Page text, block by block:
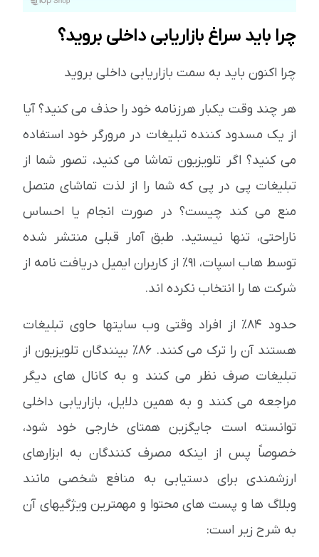
چرا باید سراغ بازاریابی داخلی بروید؟
چرا اکنون باید به سمت بازاریابی داخلی بروید
هر چند وقت یکبار هرزنامه خود را حذف می کنید؟ آیا
از یک مسدود کننده تبلیغات در مرورگر خود استفاده
می کنید؟ اگر تلویزیون تماشا می کنید، تصور شما از
تبلیغات پی در پی که شما را از لذت تماشای متصل
منع می کند چیست؟ در صورت انجام یا احساس
ناراحتی، تنها نیستید. طبق آمار قبلی منتشر شده
توسط هاب اسپات، 91٪ از کاربران ایمیل دریافت نامه از
شرکت ها را انتخاب نکرده اند.
حدود 84٪ از افراد وقتی وب سایتها حاوی تبلیغات
هستند آن را ترک می کنند. 86٪ بینندگان تلویزیون از
تبلیغات صرف نظر می کنند و به کانال های دیگر
مراجعه می کنند و به همین دلایل، بازاریابی داخلی
توانسته است جایگزین همتای خارجی خود شود،
خصوصاً پس از اینکه مصرف کنندگان به ابزارهای
ارزشمندی برای دستیابی به منافع شخصی مانند
وبلاگ ها و پست های محتوا و مهمترین ویژگیهای آن
به شرح زیر است: